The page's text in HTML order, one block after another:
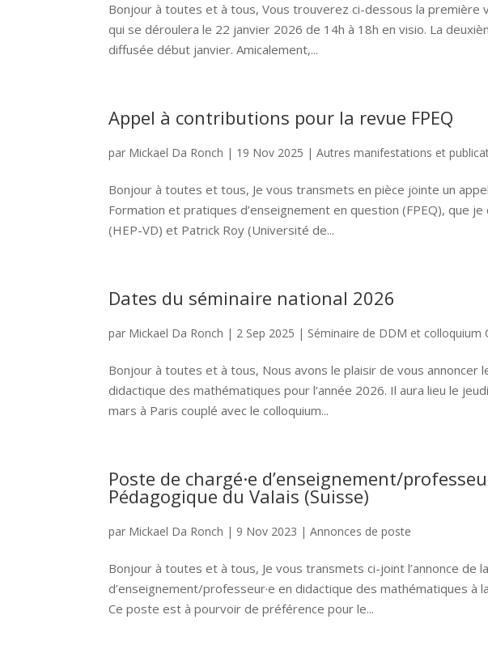
Bonjour à toutes et à tous, Vous trouverez ci-dessous la première
qui se déroulera le 22 janvier 2026 de 14h à 18h en visio. La
diffusée début janvier. Amicalement,...
Appel à contributions pour la revue FPEQ
par Mickael Da Ronch | 19 Nov 2025 |Autres manifestations et
Bonjour à toutes et tous, Je vous transmets en pièce jointe un
Formation et pratiques d’enseignement en question (FPEQ), que
(HEP-VD) et Patrick Roy (Université de...
Dates du séminaire national 2026
par Mickael Da Ronch | 2 Sep 2025 | Séminaire de DDM et colloquium
Bonjour à toutes et à tous, Nous avons le plaisir de vous annoncer
didactique des mathématiques pour l’année 2026. Il aura lieu le
mars à Paris couplé avec le colloquium...
Poste de chargé·e d’enseignement/
Pédagogique du Valais (Suisse)
par Mickael Da Ronch | 9 Nov 2023 |Annonces de poste
Bonjour à toutes et à tous, Je vous transmets ci-joint l’annonce de
d’enseignement/professeur·e en didactique des mathématiques à
Ce poste est à pourvoir de préférence pour le...